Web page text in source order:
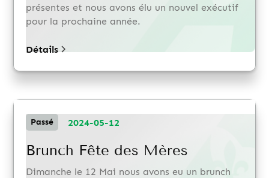
présentes et nous avons élu un nouvel exécutif
pour la prochaine année.
Détails
Passé 2024-05-12
Brunch Fête des Mères
Dimanche le 12 Mai nous avons eu un brunch